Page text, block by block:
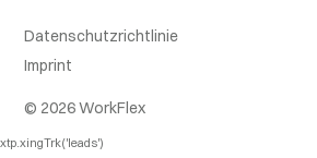
Datenschutzrichtlinie
Imprint
© 2026 WorkFlex
xtp.xingTrk('leads')